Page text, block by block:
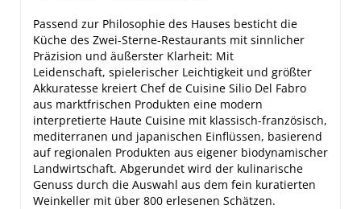
Passend zur Philosophie des Hauses besticht die
Küche des Zwei-Sterne-Restaurants mit sinnlicher
Präzision und äußerster Klarheit: Mit
Leidenschaft, spielerischer Leichtigkeit und größter
Akkuratesse kreiert Chef de Cuisine Silio Del Fabro
aus marktfrischen Produkten eine modern
interpretierte Haute Cuisine mit klassisch-französisch,
mediterranen und japanischen Einflüssen, basierend
auf regionalen Produkten aus eigener biodynamischer
Landwirtschaft. Abgerundet wird der kulinarische
Genuss durch die Auswahl aus dem fein kuratierten
Weinkeller mit über 800 erlesenen Schätzen.